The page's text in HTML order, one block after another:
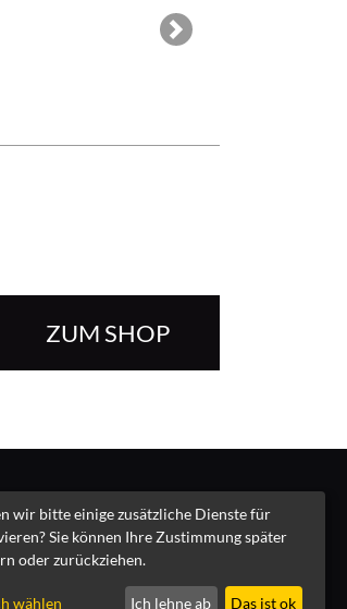
Next
ZUM SHOP
Impressum
wir bitte einige zusätzliche Dienste für
Sie können Ihre Zustimmung später
oder zurückziehen.
wählen Ich lehne ab Das ist ok